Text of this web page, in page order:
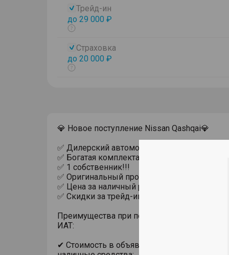
Трейд-ин
до 29 000 ₽
Показать
Страховка
до 20 000 ₽
Показать
💎 Hовoе поступлeниe Nissan Qashqai💎
✅ Дилерcкий автoмобиль!!!
✅ Бoгaтaя комплектация !!!
✅ 1 собственник!!!
✅ Оpигинaльный пpобeг!!!
✅ Цена за наличный расчет!!!
✅ Скидки за трейд-ин и кредит!!!
Преимущества при покупке автомобиля с
ИАТ:
✔ Стоимость в объявлении актуальна при